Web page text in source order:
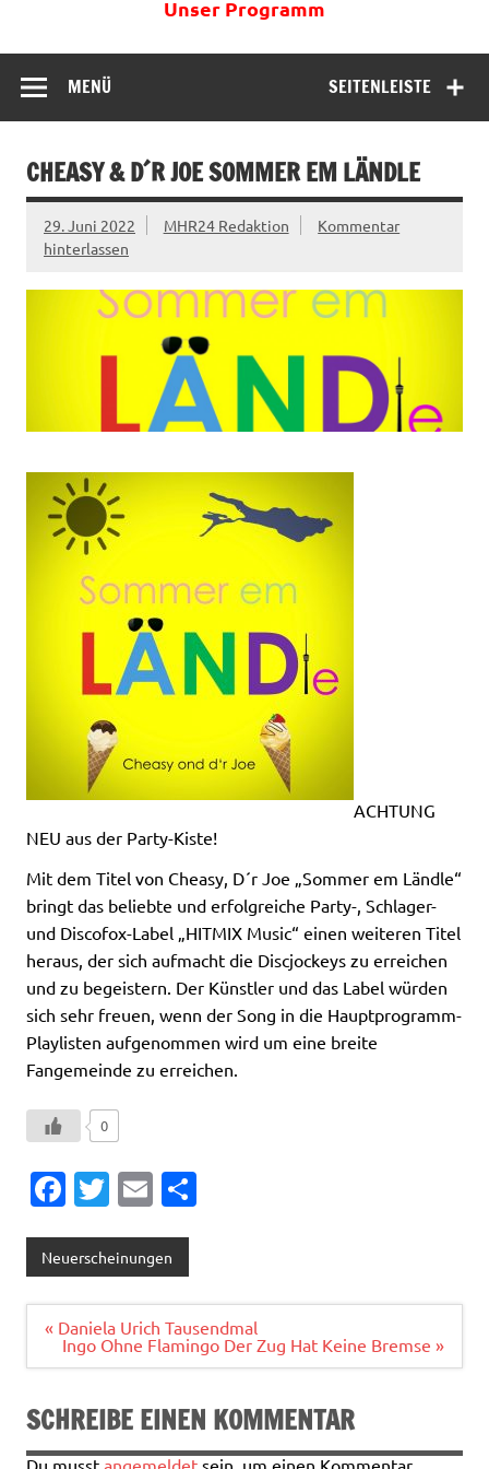
Unser Programm
SEITENLEISTE
MENÜ
CHEASY & D´R JOE SOMMER EM LÄNDLE
29. Juni 2022 MHR24 Redaktion
Kommentar
hinterlassen
ACHTUNG
NEU aus der Party-Kiste!
Mit dem Titel von Cheasy, D´r Joe „Sommer em Ländle“
bringt das beliebte und erfolgreiche Party-, Schlager-
und Discofox-Label „HITMIX Music“ einen weiteren Titel
heraus, der sich aufmacht die Discjockeys zu erreichen
und zu begeistern. Der Künstler und das Label würden
sich sehr freuen, wenn der Song in die Hauptprogramm-
Playlisten aufgenommen wird um eine breite
Fangemeinde zu erreichen.
0
Fa
e
b
o
o
k
T
it
te
r
E
ai
l
n
Neuerscheinungen
Beitragsnavigation
« Daniela Urich Tausendmal
Ingo Ohne Flamingo Der Zug Hat Keine Bremse »
SCHREIBE EINEN KOMMENTAR
Du musst angemeldet sein, um einen Kommentar